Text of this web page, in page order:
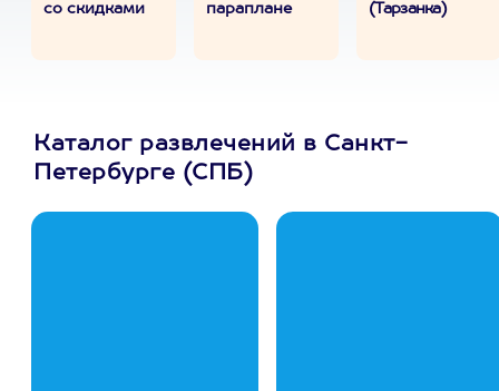
со скидками
параплане
(Тарзанка)
Каталог развлечений в Санкт-
Петербурге (СПБ)